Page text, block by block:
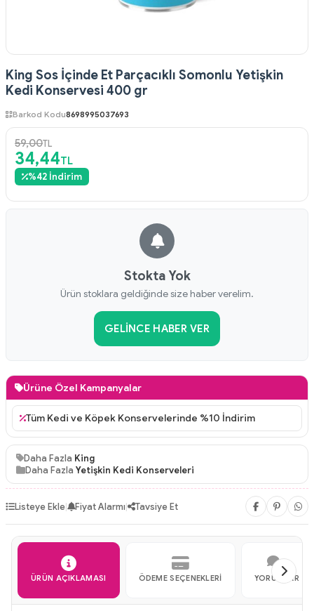
King Sos İçinde Et Parçacıklı Somonlu Yetişkin
Kedi Konservesi 400 gr
Barkod Kodu8698995037693
59,00TL
34,44TL
%42 İndirim
Stokta Yok
Ürün stoklara geldiğinde size haber verelim.
GELINCE HABER VER
Ürüne Özel Kampanyalar
Tüm Kedi ve Köpek Konservelerinde %10 İndirim
Daha Fazla King
Daha Fazla Yetişkin Kedi Konserveleri
Listeye Ekle| Fiyat Alarmı| Tavsiye Et
ÜRÜN AÇIKLAMASI ÖDEME SEÇENEKLERI YORUMLAR